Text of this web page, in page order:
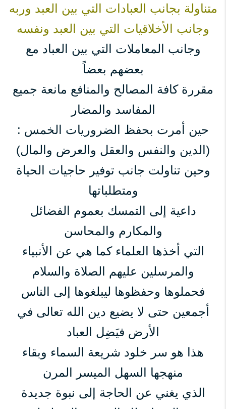
متناولة بجانب العبادات التي بين العبد وربه
وجانب الأخلاقيات التي بين العبد ونفسه
وجانب المعاملات التي بين العباد مع
بعضهم بعضاً
مقررة كافة المصالح والمنافع مانعة جميع
المفاسد والمضار
حين أمرت بحفظ الضروريات الخمس :
(الدين والنفس والعقل والعرض والمال)
وحين تناولت جانب توفير حاجيات الحياة
ومتطلباتها
داعية إلى التمسك بعموم الفضائل
والمكارم والمحاسن
التي أخذها العلماء كما هي عن الأنبياء
والمرسلين عليهم الصلاة والسلام
فحملوها وحفظوها ليبلغوها إلى الناس
أجمعين حتى لا يضيع دين الله تعالى في
الأرض فيَضِل العباد
هذا هو سر خلود شريعة السماء وبقاء
منهجها السهل الميسر المرن
الذي يغني عن الحاجة إلى نبوة جديدة